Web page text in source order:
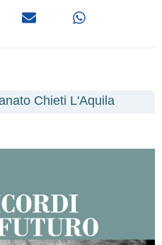
Chieti L'Aquila